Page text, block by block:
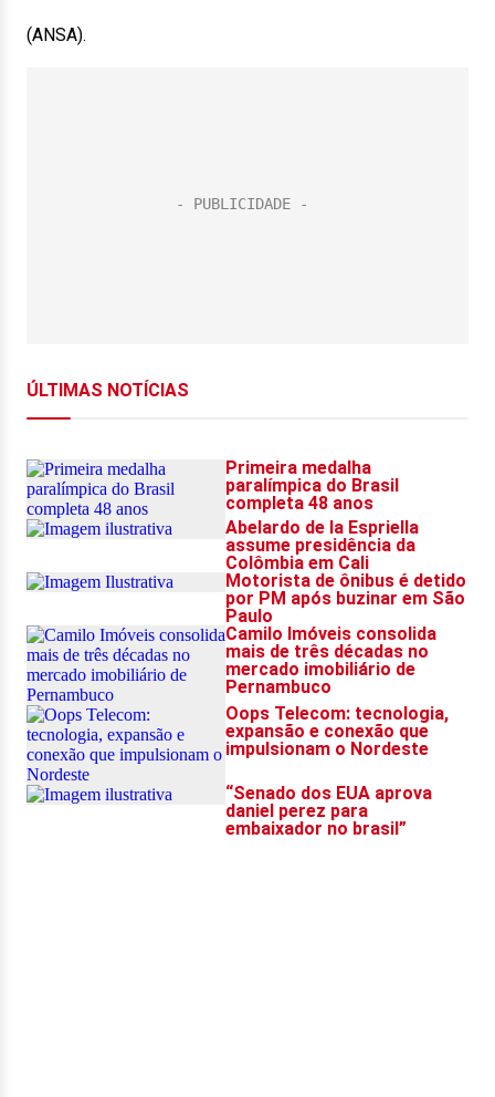
(ANSA).